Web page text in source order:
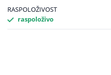
RASPOLOŽIVOST
raspoloživo